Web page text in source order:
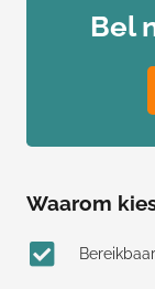
Bel
Waarom